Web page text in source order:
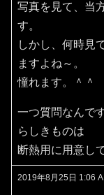
写真を見て、当
す。
しかし、何時見
ますよね～。
憧れます。＾＾
一つ質問なんで
らしきものは
断熱用に用意し
2019年8月25日 1:06